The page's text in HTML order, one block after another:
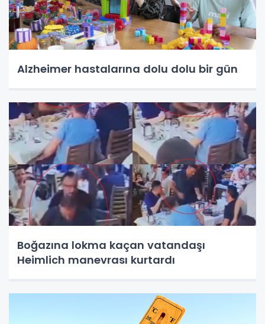
Alzheimer hastalarına dolu dolu bir gün
Boğazına lokma kaçan vatandaşı
Heimlich manevrası kurtardı